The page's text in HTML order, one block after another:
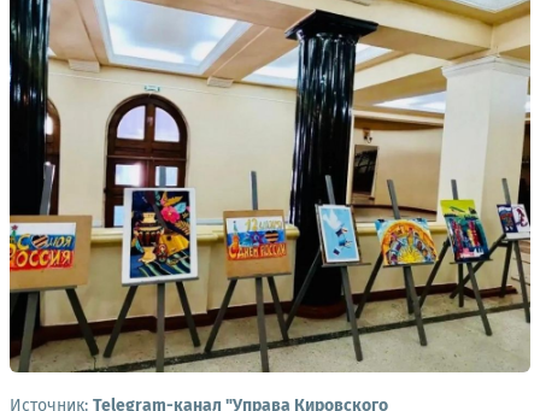
Источник: Telegram-канал "Управа Кировского